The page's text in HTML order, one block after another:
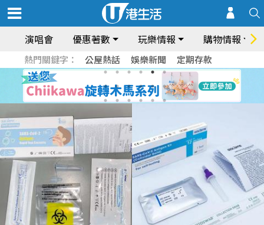
演唱會 優惠著數 玩樂情報 購物情報
熱門關鍵字： 公屋熱話 娛樂新聞 定期存款